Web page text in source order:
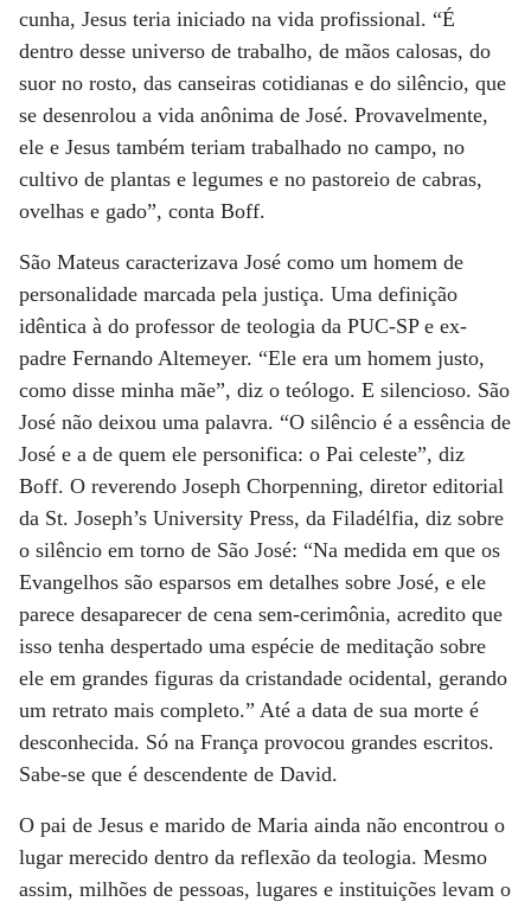
cunha, Jesus teria iniciado na vida profissional. “É
dentro desse universo de trabalho, de mãos calosas, do
suor no rosto, das canseiras cotidianas e do silêncio, que
se desenrolou a vida anônima de José. Provavelmente,
ele e Jesus também teriam trabalhado no campo, no
cultivo de plantas e legumes e no pastoreio de cabras,
ovelhas e gado”, conta Boff.
São Mateus caracterizava José como um homem de
personalidade marcada pela justiça. Uma definição
idêntica à do professor de teologia da PUC-SP e ex-
padre Fernando Altemeyer. “Ele era um homem justo,
como disse minha mãe”, diz o teólogo. E silencioso. São
José não deixou uma palavra. “O silêncio é a essência de
José e a de quem ele personifica: o Pai celeste”, diz
Boff. O reverendo Joseph Chorpenning, diretor editorial
da St. Joseph’s University Press, da Filadélfia, diz sobre
o silêncio em torno de São José: “Na medida em que os
Evangelhos são esparsos em detalhes sobre José, e ele
parece desaparecer de cena sem-cerimônia, acredito que
isso tenha despertado uma espécie de meditação sobre
ele em grandes figuras da cristandade ocidental, gerando
um retrato mais completo.” Até a data de sua morte é
desconhecida. Só na França provocou grandes escritos.
Sabe-se que é descendente de David.
O pai de Jesus e marido de Maria ainda não encontrou o
lugar merecido dentro da reflexão da teologia. Mesmo
assim, milhões de pessoas, lugares e instituições levam o